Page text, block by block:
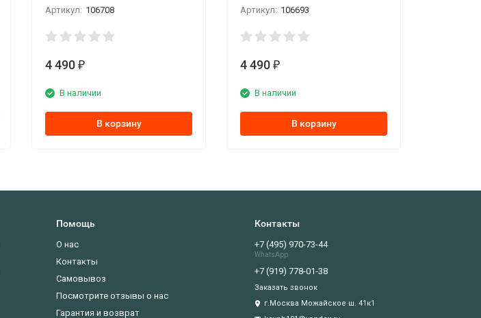
Артикул: 106708
4 490 ₽
В наличии
В корзину
Артикул: 106693
4 490 ₽
В наличии
В корзину
Помощь
О нас
Контакты
Самовывоз
Посмотрите отзывы о нас
Гарантия и возврат
Контакты
+7 (495) 970-73-44
WhatsApp
+7 (919) 778-01-38
Заказать звонок
г.Москва Можайское ш. 41к1